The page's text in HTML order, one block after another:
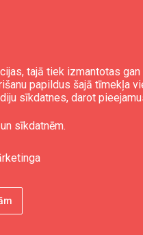
tajā tiek izmantotas
papildus šajā
sīkdatnes, darot
sīkdatnēm.